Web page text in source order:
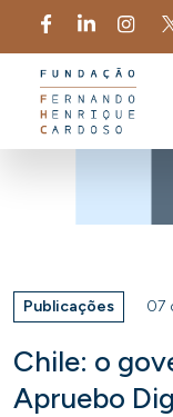
Publicações 07
Chile: o
Apruebo